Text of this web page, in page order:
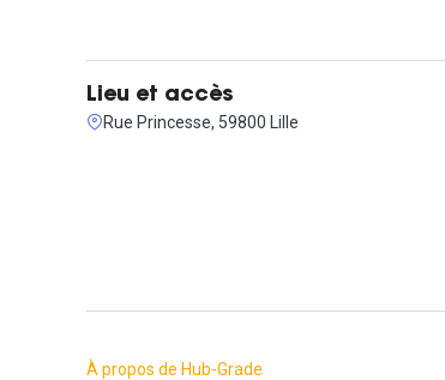
Lieu et accès
Rue Princesse, 59800 Lille
À propos de Hub-Grade